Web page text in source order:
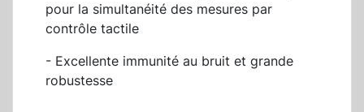
pour la simultanéité des mesures par
contrôle tactile
- Excellente immunité au bruit et grande
robustesse